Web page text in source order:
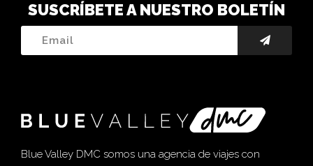
SUSCRÍBETE A NUESTRO BOLETÍN
Blue Valley DMC somos una agencia de viajes con